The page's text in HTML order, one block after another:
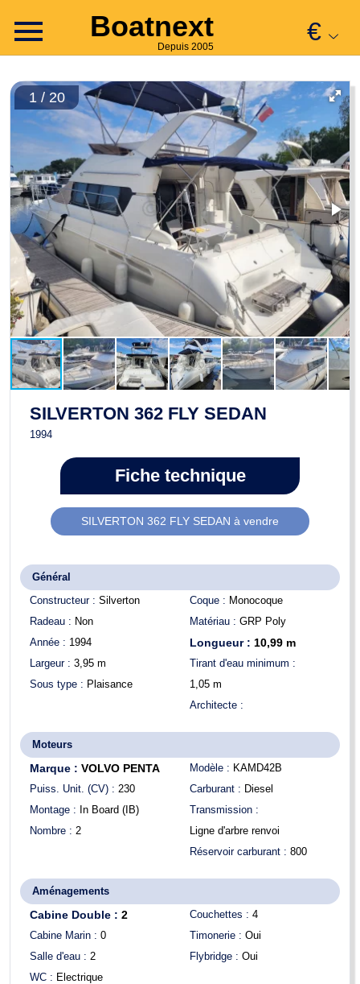
Boatnext
Depuis 2005
€
1 / 20
SILVERTON 362 FLY SEDAN
1994
Fiche technique
SILVERTON 362 FLY SEDAN à vendre
Général
Constructeur : Silverton
Radeau : Non
Année : 1994
Largeur : 3,95 m
Sous type : Plaisance
Coque : Monocoque
Matériau : GRP Poly
Longueur : 10,99 m
Tirant d'eau minimum :
1,05 m
Architecte :
Moteurs
Marque : VOLVO PENTA
Puiss. Unit. (CV) : 230
Montage : In Board (IB)
Nombre : 2
Modèle : KAMD42B
Carburant : Diesel
Transmission :
Ligne d'arbre renvoi
Réservoir carburant : 800
Aménagements
Cabine Double : 2
Cabine Marin : 0
Salle d'eau : 2
WC : Electrique
Couchettes : 4
Timonerie : Oui
Flybridge : Oui